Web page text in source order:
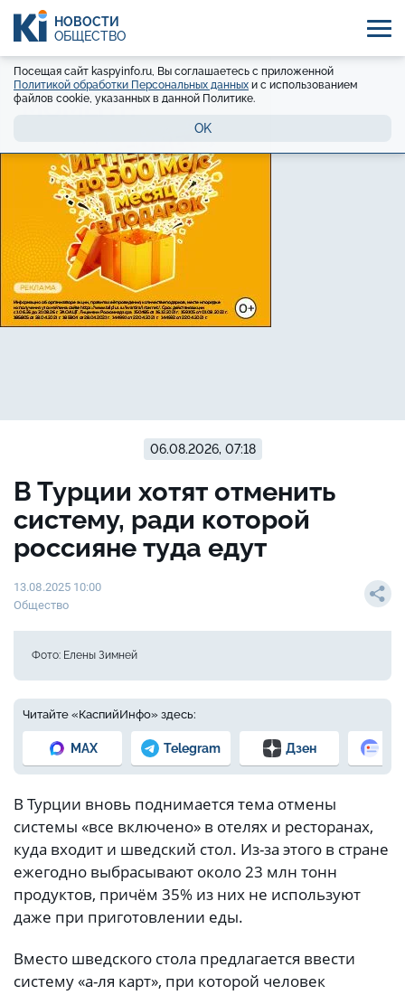
НОВОСТИ
ОБЩЕСТВО
Посещая сайт kaspyinfo.ru, Вы соглашаетесь с приложенной
Политикой обработки Персональных данных и с использованием
файлов cookie, указанных в данной Политике.
OK
06.08.2026, 07:18
В Турции хотят отменить
систему, ради которой
россияне туда едут
13.08.2025 10:00
Общество
Фото: Елены Зимней
Читайте «КаспийИнфо» здесь:
MAX Telegram Дзен
В Турции вновь поднимается тема отмены
системы «все включено» в отелях и ресторанах,
куда входит и шведский стол. Из-за этого в стране
ежегодно выбрасывают около 23 млн тонн
продуктов, причём 35% из них не используют
даже при приготовлении еды.
Вместо шведского стола предлагается ввести
систему «а-ля карт», при которой человек